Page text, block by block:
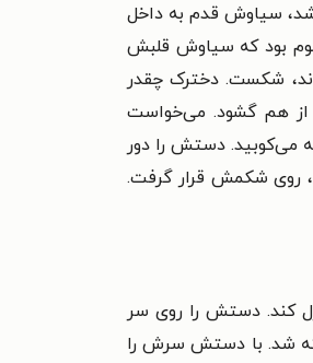
سیاوش قدم به داخل
بود که سیاوش قلبش
شکست. دخترک چقدر
از هم گشود. می‌خواست
می‌کوبید. دستش را دور
روی شکمش قرار گرفت.
کند. دستش را روی سر
شد. با دستش سرش را